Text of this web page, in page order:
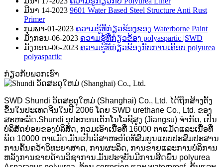
ມີນາ 14-2023 9601 Water Based Steel Structure Anti Rust
Primer
ກຸມພາ-01-2023 ຄວາມຮູ້ທີ່ກ່ຽວຂ້ອງຂອງ Waterborne Paint
ມັງກອນ-06-2023 ຄວາມຮູ້ທີ່ກ່ຽວຂ້ອງ polyaspartic |SWD
ມັງກອນ-06-2023 ຄວາມຮູ້ທີ່ກ່ຽວຂ້ອງກັບການເຄືອບ polyurea
polyaspartic
ກ່ຽວ​ກັບ​ພວກ​ເຮົາ
SWD Shundi ວັດສະດຸໃຫມ່ (Shanghai) Co., Ltd. ໄດ້ຖືກສ້າງຕັ້ງ
ຂຶ້ນໃນປະເທດຈີນໃນປີ 2006 ໂດຍ SWD urethane Co., Ltd. ຂອງ
ສະຫະລັດ.Shundi ອຸ​ປະ​ກອນ​ເຕັກ​ໂນ​ໂລ​ຊີ​ສູງ (Jiangsu​) ຈໍາ​ກັດ​, ເປັນ​
ບໍ​ລິ​ສັດ​ຍ່ອຍ​ຂອງ​ບໍ​ລິ​ສັດ​, ກວມ​ເອົາ​ເນື້ອ​ທີ່ 16000 ຕາ​ແມັດ​ແລະ​ເນື້ອ​ທີ່​
ພືດ 10000 ຕາ​ແມັດ​.ມັນເປັນວິສາຫະກິດທີ່ສົມບູນແບບປະສົມປະສານ
ການຄົ້ນຄວ້າວິທະຍາສາດ, ການຜະລິດ, ການຂາຍແລະການບໍລິການ
ຫລັງການຂາຍດ້ານວິຊາການ.ມັນປະຈຸບັນມີການສີດພົ່ນ polyurea